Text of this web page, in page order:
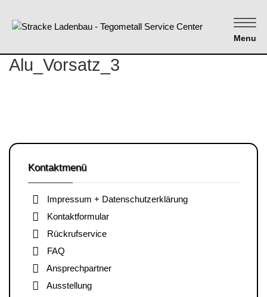
Menu
Alu_Vorsatz_3
Kontaktmenü
Impressum + Datenschutzerklärung
Kontaktformular
Rückrufservice
FAQ
Ansprechpartner
Ausstellung